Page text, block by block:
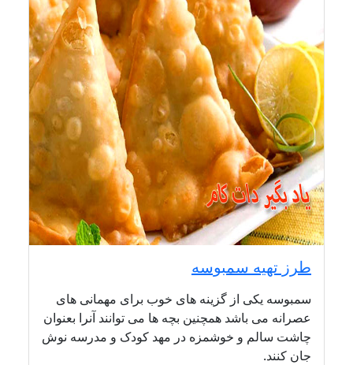
طرز تهیه سمبوسه
سمبوسه یکی از گزینه های خوب برای مهمانی های
عصرانه می باشد همچنین بچه ها می توانند آنرا بعنوان
چاشت سالم و خوشمزه در مهد کودک و مدرسه نوش
جان کنند.